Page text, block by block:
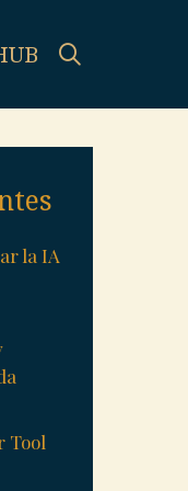
la IA
Tool